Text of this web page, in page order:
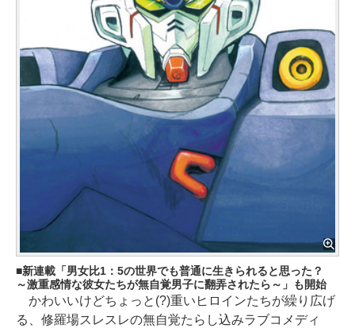
新連載「男女比1：5の世界でも普通に生きられると思った？
～激重感情な彼女たちが無自覚男子に翻弄されたら～」も開始
かわいいけどちょっと(?)重いヒロインたちが繰り広げ
る、修羅場スレスレの無自覚たらし込みラブコメディ